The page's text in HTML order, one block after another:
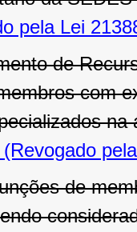
pela Lei
de
com
(Revogado
de